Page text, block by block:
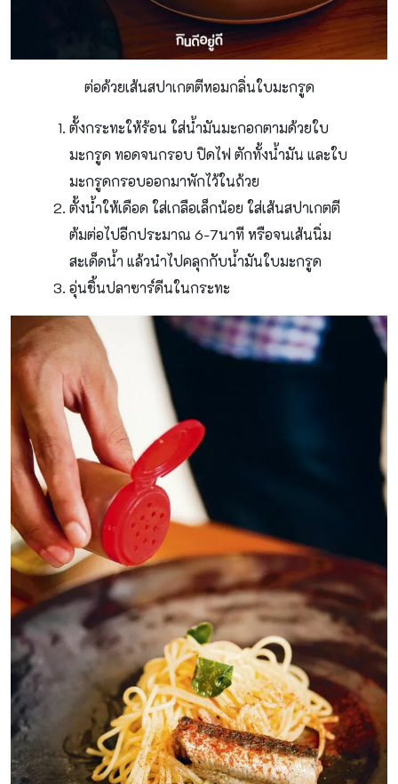
ต่อด้วยเส้นสปาเกตตีหอมกลิ่นใบมะกรูด
ตั้งกระทะให้ร้อน ใส่น้ำมันมะกอกตามด้วยใบ
มะกรูด ทอดจนกรอบ ปิดไฟ ตักทั้งน้ำมัน และใบ
มะกรูดกรอบออกมาพักไว้ในถ้วย
ตั้งน้ำให้เดือด ใส่เกลือเล็กน้อย ใส่เส้นสปาเกตตี
ต้มต่อไปอีกประมาณ 6-7นาที หรือจนเส้นนิ่ม
สะเด็ดน้ำ แล้วนําไปคลุกกับน้ำมันใบมะกรูด
อุ่นชิ้นปลาซาร์ดีนในกระทะ